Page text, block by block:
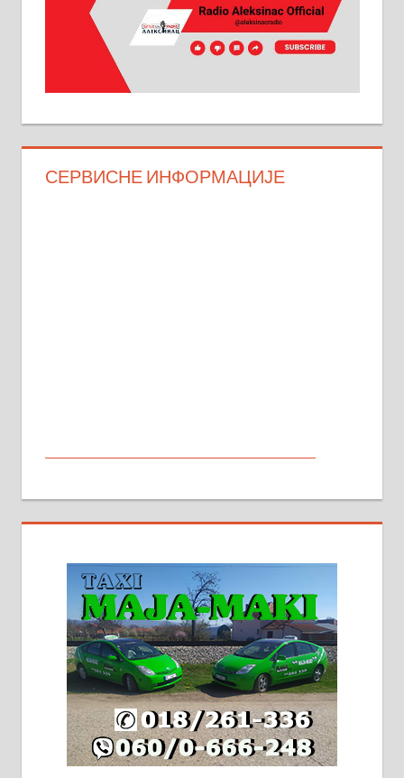
СЕРВИСНЕ ИНФОРМАЦИЈЕ
МАЛИ ОГЛАСИ
На продају кућа у Алексинцу,
2х150м2, две гараже, централно
грејање на гас и дрва. Две
адресе. 063/71-74-023
Издајем комплетно опремљену
халу на Житковачком путу, на
плацу површине око 7 ари.
064/321-80-51; 063/102-35-25